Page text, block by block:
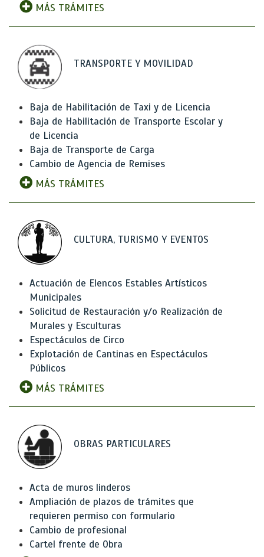
MÁS TRÁMITES
TRANSPORTE Y MOVILIDAD
Baja de Habilitación de Taxi y de Licencia
Baja de Habilitación de Transporte Escolar y
de Licencia
Baja de Transporte de Carga
Cambio de Agencia de Remises
MÁS TRÁMITES
CULTURA, TURISMO Y EVENTOS
Actuación de Elencos Estables Artísticos
Municipales
Solicitud de Restauración y/o Realización de
Murales y Esculturas
Espectáculos de Circo
Explotación de Cantinas en Espectáculos
Públicos
MÁS TRÁMITES
OBRAS PARTICULARES
Acta de muros linderos
Ampliación de plazos de trámites que
requieren permiso con formulario
Cambio de profesional
Cartel frente de Obra